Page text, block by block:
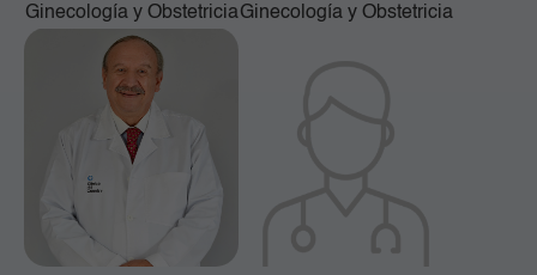
Ginecología y ObstetriciaGinecología y Obstetricia